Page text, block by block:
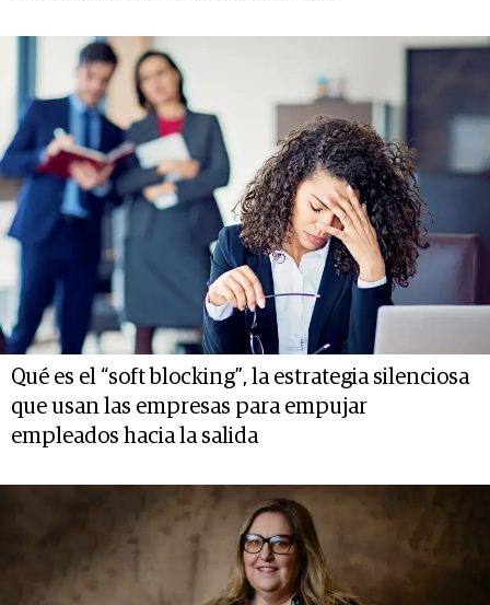
Qué es el “soft blocking”, la estrategia silenciosa
que usan las empresas para empujar
empleados hacia la salida